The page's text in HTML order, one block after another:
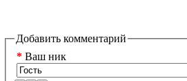
Добавить комментарий
* Ваш ник